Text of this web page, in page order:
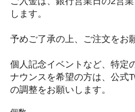
します。
予めご了承の上、ご注文をお
個人記念イベントなど、特定
ナウンスを希望の方は、公式
の調整をお願いします。